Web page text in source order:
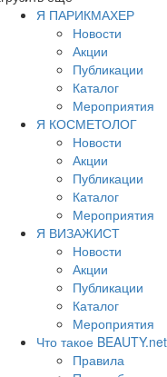
Я ПАРИКМАХЕР
Новости
Акции
Публикации
Каталог
Мероприятия
Я КОСМЕТОЛОГ
Новости
Акции
Публикации
Каталог
Мероприятия
Я ВИЗАЖИСТ
Новости
Акции
Публикации
Каталог
Мероприятия
Что такое
Правила